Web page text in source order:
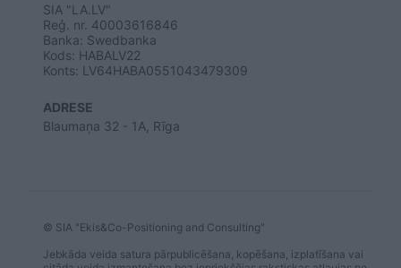
SIA "LA.LV"
Reģ. nr. 40003616846
Banka: Swedbanka
Kods: HABALV22
Konts: LV64HABA0551043479309
ADRESE
Blaumaņa 32 - 1A, Rīga
© SIA "Ekis&Co-Positioning and Consulting"
Jebkāda veida satura pārpublicēšana, kopēšana, izplatīšana vai